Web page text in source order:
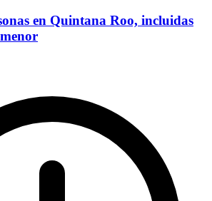
en Quintana Roo, incluidas